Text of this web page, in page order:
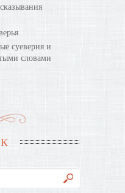
суеверия и
словами